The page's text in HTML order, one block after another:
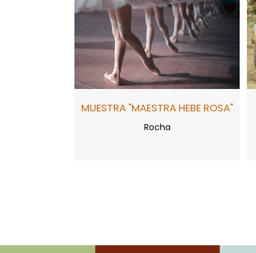
MUESTRA "MAESTRA HEBE ROSA"
Rocha